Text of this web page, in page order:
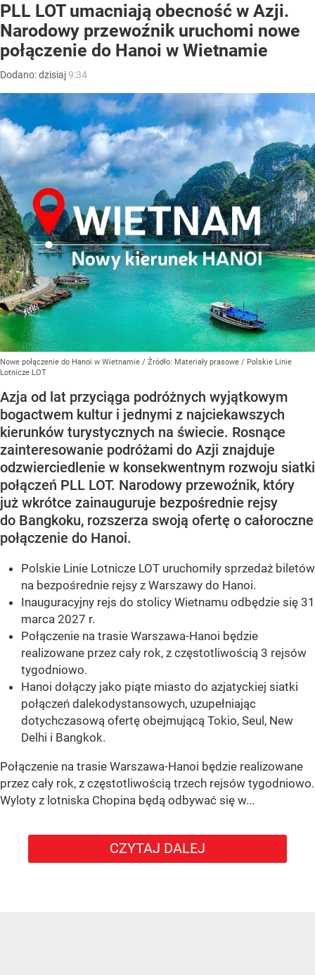
PLL LOT umacniają obecność w Azji.
Narodowy przewoźnik uruchomi nowe
połączenie do Hanoi w Wietnamie
Dodano:dzisiaj9:34
Nowe połączenie do Hanoi w Wietnamie / Źródło: Materiały prasowe / Polskie Linie
Lotnicze LOT
Azja od lat przyciąga podróżnych wyjątkowym
bogactwem kultur i jednymi z najciekawszych
kierunków turystycznych na świecie. Rosnące
zainteresowanie podróżami do Azji znajduje
odzwierciedlenie w konsekwentnym rozwoju siatki
połączeń PLL LOT. Narodowy przewoźnik, który
już wkrótce zainauguruje bezpośrednie rejsy
do Bangkoku, rozszerza swoją ofertę o całoroczne
połączenie do Hanoi.
Polskie Linie Lotnicze LOT uruchomiły sprzedaż biletów
na bezpośrednie rejsy z Warszawy do Hanoi.
Inauguracyjny rejs do stolicy Wietnamu odbędzie się 31
marca 2027 r.
Połączenie na trasie Warszawa-Hanoi będzie
realizowane przez cały rok, z częstotliwością 3 rejsów
tygodniowo.
Hanoi dołączy jako piąte miasto do azjatyckiej siatki
połączeń dalekodystansowych, uzupełniając
dotychczasową ofertę obejmującą Tokio, Seul, New
Delhi i Bangkok.
Połączenie na trasie Warszawa-Hanoi będzie realizowane
przez cały rok, z częstotliwością trzech rejsów tygodniowo.
Wyloty z lotniska Chopina będą odbywać się w...
CZYTAJ DALEJ